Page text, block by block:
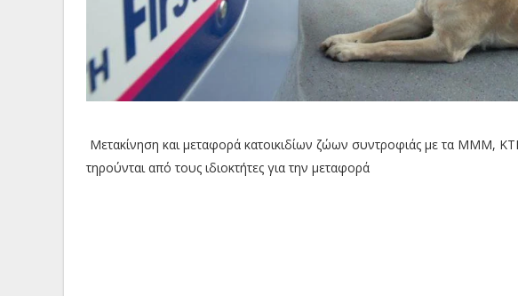
Μετακίνηση και μεταφορά κατοικιδίων ζώων συντροφιάς με τα ΜΜΜ,
τηρούνται από τους ιδιοκτήτες για την μεταφορά